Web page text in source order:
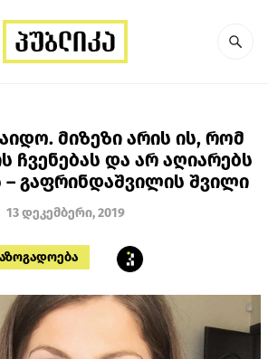
მიზეზი არის ის, რომ
ჩვენებას და არ აღიარებს
– გაფრინდაშვილის შვილი
13 დეკემბერი, 2019